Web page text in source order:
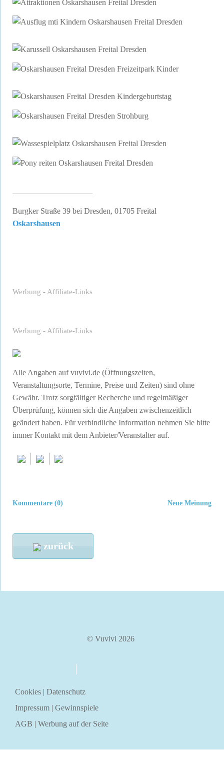
Burgker Straße 39 bei Dresden, 01705 Freital
Oskarshausen
Werbung - Affiliate-Links
Werbung - Affiliate-Links
Alle Angaben auf vuvivi.de (Öffnungszeiten,
Veranstaltungsorte, Termine, Preise und Zeiten) sind ohne
Gewähr. Trotz sorgfältiger Recherche und regelmäßiger
Überprüfung, können sich die Angaben zwischenzeitlich
geändert haben. Für verbindliche Information nehmen Sie bitte
immer Kontakt mit dem Anbieter/Veranstalter auf.
Neue Meinung
Kommentare (0)
zurück
© Vuvivi 2026
Cookies | Datenschutz
Impressum | Gewinnspiele
AGB | Werbung auf der Seite